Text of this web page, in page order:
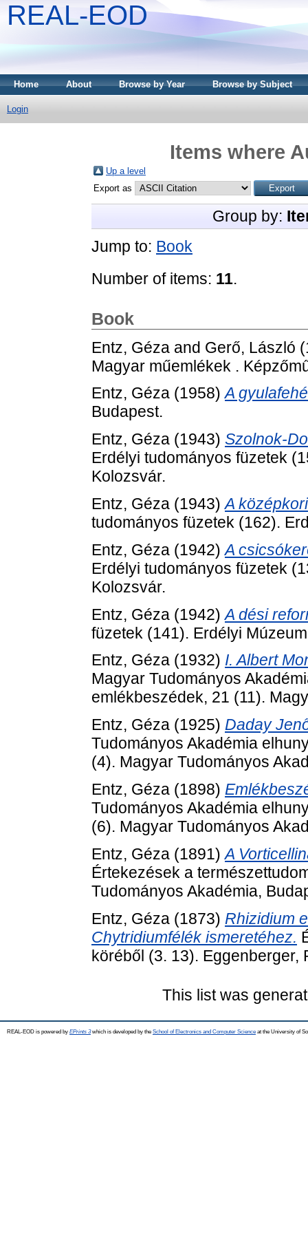
REAL-EOD
Home About Browse by Year Browse by Subject
Login
Items where
Up a level
Export as
Group by:
Jump to: Book
Number of items: 11.
Book
Entz, Géza and Gerő, László
Magyar műemlékek .
Entz, Géza (1958)A
Budapest.
Entz, Géza (1943) Szolnok-
Erdélyi tudományos füzetek
Kolozsvár.
Entz, Géza (1943)A
tudományos füzetek (162).
Entz, Géza (1942)A
Erdélyi tudományos füzetek
Kolozsvár.
Entz, Géza (1942)A dési
füzetek (141). Erdélyi
Entz, Géza (1932) I. Albert
Magyar Tudományos
emlékbeszédek, 21 (11).
Entz, Géza (1925) Daday
Tudományos Akadémia
(4). Magyar Tudományos
Entz, Géza (1898)
Tudományos Akadémia
(6). Magyar Tudományos
Entz, Géza (1891)A
Értekezések a
Tudományos Akadémia,
Entz, Géza (1873) Rhizidium
Chytridiumfélék ismeretéhez.
köréből (3. 13). Eggenberger,
This list was
REAL-EOD is powered by EPrints 3which is developed by the School of Electronics and Computer Science at the University of